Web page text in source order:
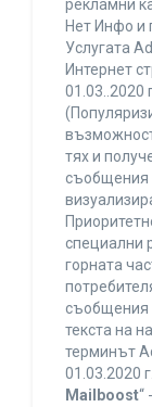
рекламни
Нет Инфо и
Услугата
Интернет
01.03..2020
тях и
съобщения
специални
горната
съобщения
текста на
терминът
01.03.2020
Mailboost“